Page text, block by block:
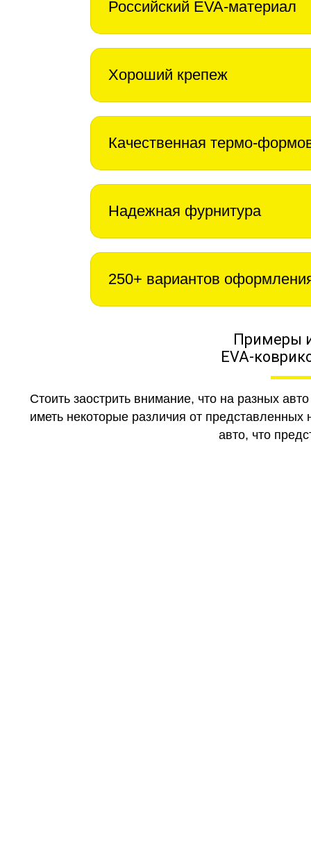
Российский EVA-материал
Хороший крепеж
Качественная термо-
Надежная фурнитура
250+ вариантов
Примеры
EVA-
Стоить заострить внимание, что на разных
иметь некоторые различия от
авто, что